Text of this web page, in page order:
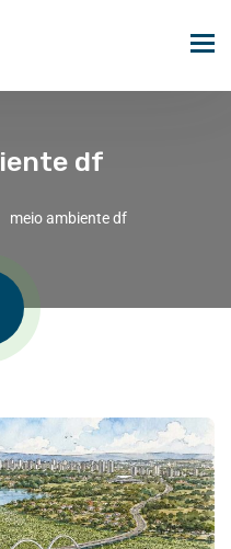
df
meio ambiente df